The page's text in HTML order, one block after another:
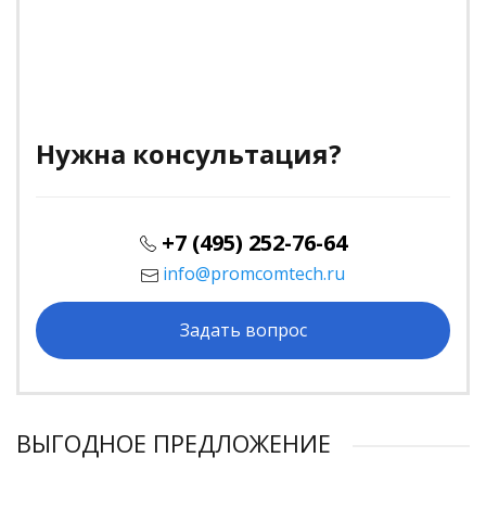
Нужна консультация?
+7 (495) 252-76-64
info@promcomtech.ru
Задать вопрос
ВЫГОДНОЕ ПРЕДЛОЖЕНИЕ